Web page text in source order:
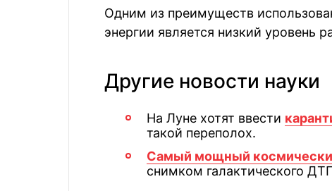
Одним из преимуществ
энергии является низкий уровень
Другие новости науки
На Луне хотят ввести
такой переполох.
Самый мощный
снимком галактического